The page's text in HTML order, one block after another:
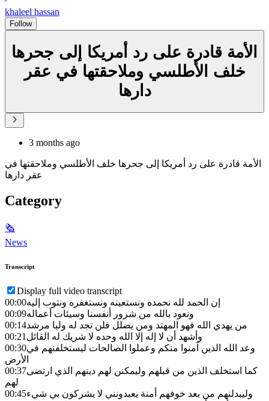
khaleel hassan
Follow
الأمة قادرة على رد أمريكا إلى جحرها
خلف الأطلسي وملاحقتها في عقر
دارها
3 months ago
الأمة قادرة على رد أمريكا إلى جحرها خلف الأطلسي وملاحقتها في
عقر دارها
Category
🗞
News
Transcript
Display full video transcript
00:00إن الحمد لله نحمده ونستعينه ونستغفره ونتوب إليه
00:09ونعود بالله من شرور أنفسنا وسيئات أعماله
00:14من يهدي الله فهو المهتد ومن يضلل فلن تجد له وليا مرشد
00:21وأشهد أن لا إله إلا الله وحده لا شريك له القائل
00:30وعد الله الذين آمنوا منكم وعملوا الصالحات ليستخلفنهم في
الأرض
00:37كما استخلف الذين من قبلهم وليمكنن لهم دينهم الذي ارتضى
لهم
00:45وليبدلنهم من بعد خوفهم أمنة يعبدونني لا يشركون بي شيء